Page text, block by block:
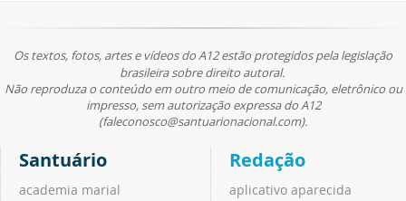
Os textos, fotos, artes e vídeos do A12 estão protegidos pela legislação
brasileira sobre direito autoral.
Não reproduza o conteúdo em outro meio de comunicação, eletrônico ou
impresso, sem autorização expressa do A12
(faleconosco@santuarionacional.com).
Santuário
academia marial
Redação
aplicativo aparecida